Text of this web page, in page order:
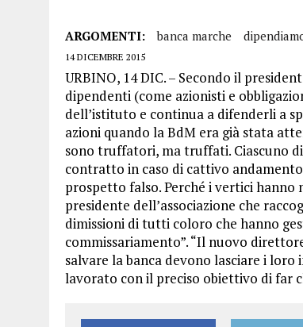
ARGOMENTI: banca marche
14 DICEMBRE 2015
URBINO, 14 DIC. – Secondo il
dipendenti (come azionisti e
dell’istituto e continua a difenderli a
azioni quando la BdM era già stata
sono truffatori, ma truffati. Ciascuno
contratto in caso di cattivo
prospetto falso. Perché i vertici hanno
presidente dell’associazione che
dimissioni di tutti coloro che hanno
commissariamento”. “Il nuovo
salvare la banca devono lasciare i
lavorato con il preciso obiettivo di far